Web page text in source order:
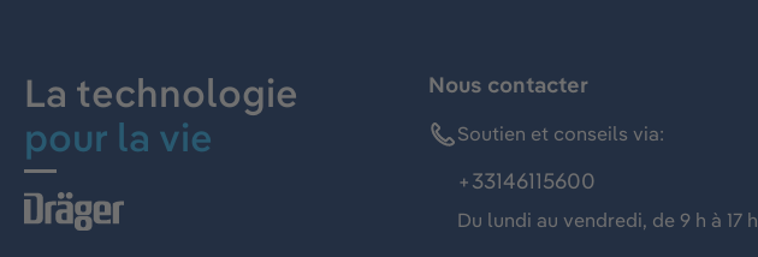
La technologie
pour la vie
Nous contacter
Soutien et conseils via:
+33146115600
Du lundi au vendredi, de 9 h à 17 h